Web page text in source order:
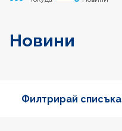
Начало
Новини
Филтрирай списъка